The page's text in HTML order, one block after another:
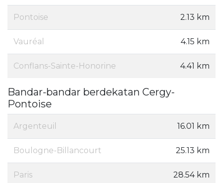
Pontoise 2.13 km
Vauréal 4.15 km
Conflans-Sainte-Honorine 4.41 km
Bandar-bandar berdekatan Cergy-
Pontoise
Argenteuil 16.01 km
Boulogne-Billancourt 25.13 km
Paris 28.54 km